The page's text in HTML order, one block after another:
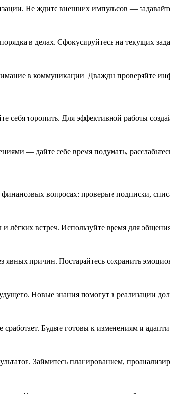
Не ждите внешних импульсов —
в делах. Сфокусируйтесь на текущих
в коммуникации. Дважды проверяйте
себя торопить. Для эффективной работы
— дайте себе время подумать,
вопросах: проверьте подписки,
лёгких встреч. Используйте время для
причин. Постарайтесь сохранить
Новые знания помогут в реализации
Будьте готовы к изменениям и
Займитесь планированием,